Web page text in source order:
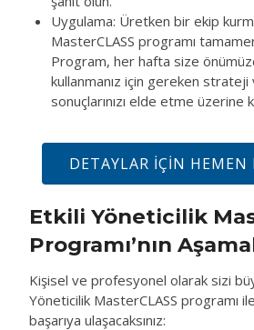
Uygulama: Üretken bir ekip
MasterCLASS programı
Program, her hafta size
kullanmanız için gereken strateji
sonuçlarınızı elde etme üzerine
DETAYLAR IÇIN HEMEN
Etkili Yöneticilik
Programı’nın
Kişisel ve profesyonel olarak sizi
Yöneticilik MasterCLASS programı
başarıya ulaşacaksınız: